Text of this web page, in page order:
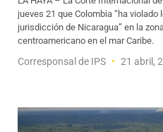
jueves 21 que Colombia “ha
jurisdicción de Nicaragua” en la
centroamericano en el mar Caribe.
Corresponsal de IPS 21 abril,